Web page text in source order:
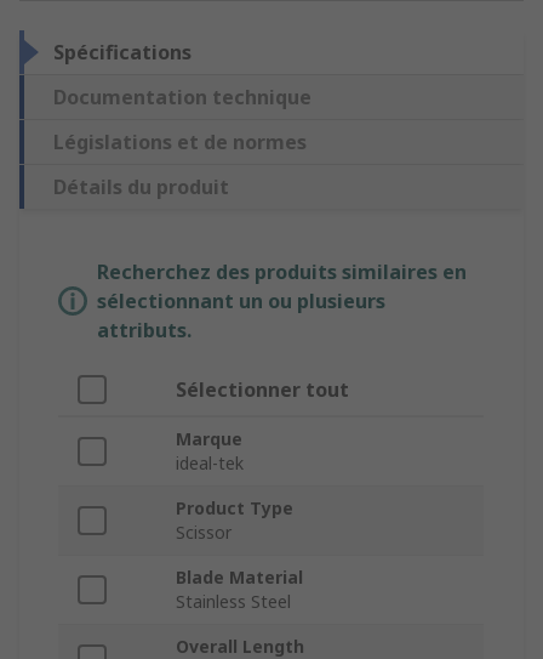
Spécifications
Documentation technique
Législations et de normes
Détails du produit
Recherchez des produits similaires en
sélectionnant un ou plusieurs
attributs.
Sélectionner tout
Marque
ideal-tek
Product Type
Scissor
Blade Material
Stainless Steel
Overall Length